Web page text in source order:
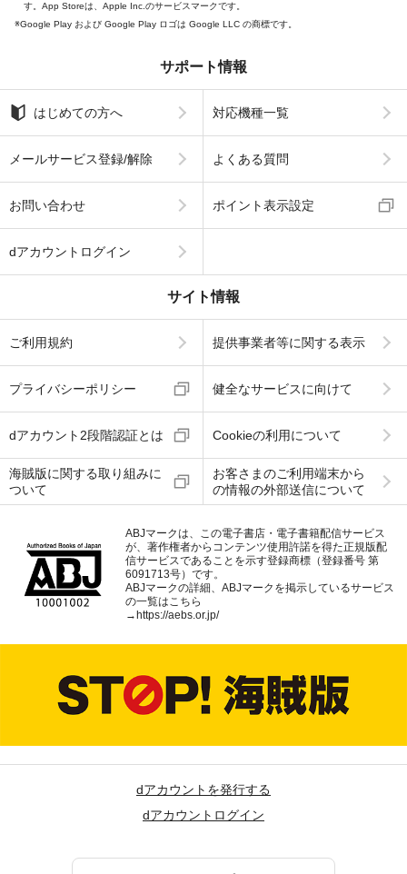
す。App Storeは、Apple Inc.のサービスマークです。
Google Play および Google Play ロゴは Google LLC の商標です。
サポート情報
はじめての方へ 対応機種一覧
メールサービス登録/解除 よくある質問
お問い合わせ ポイント表示設定
dアカウントログイン
サイト情報
ご利用規約 提供事業者等に関する表示
プライバシーポリシー 健全なサービスに向けて
dアカウント2段階認証とは Cookieの利用について
海賊版に関する取り組みに
ついて
お客さまのご利用端末から
の情報の外部送信について
ABJマークは、この電子書店・電子書籍配信サービス
が、著作権者からコンテンツ使用許諾を得た正規版配
信サービスであることを示す登録商標（登録番号 第
6091713号）です。
ABJマークの詳細、ABJマークを掲示しているサービス
の一覧はこちら
→ https://aebs.or.jp/
dアカウントを発行する
dアカウントログイン